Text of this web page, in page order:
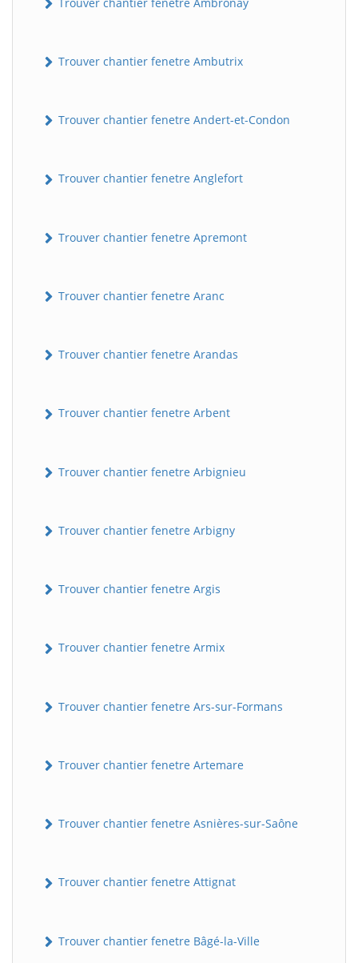
Trouver chantier fenetre Ambutrix
Trouver chantier fenetre Andert-et-Condon
Trouver chantier fenetre Anglefort
Trouver chantier fenetre Apremont
Trouver chantier fenetre Aranc
Trouver chantier fenetre Arandas
Trouver chantier fenetre Arbent
Trouver chantier fenetre Arbignieu
Trouver chantier fenetre Arbigny
Trouver chantier fenetre Argis
Trouver chantier fenetre Armix
Trouver chantier fenetre Ars-sur-Formans
Trouver chantier fenetre Artemare
Trouver chantier fenetre Asnières-sur-Saône
Trouver chantier fenetre Attignat
Trouver chantier fenetre Bâgé-la-Ville